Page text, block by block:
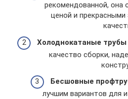
рекомендованной, она
ценой и
Холоднокатаные трубы
качество сборки,
Бесшовные
лучшим вариантов для